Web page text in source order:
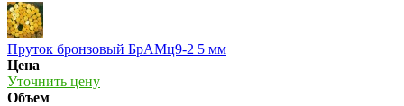
Пруток бронзовый БрАМц9-2 5 мм
Цена
Уточнить цену
Объем